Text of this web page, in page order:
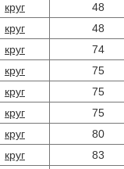
круг
48
круг
48
круг
74
круг
75
круг
75
круг
75
круг
80
круг
83